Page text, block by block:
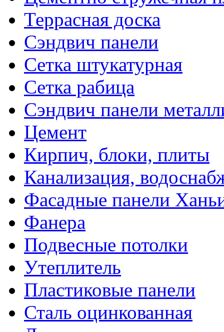
Террасная доска
Сэндвич панели
Сетка штукатурная
Сетка рабица
Сэндвич панели
Цемент
Кирпич, блоки, плиты
Канализация,
Фасадные панели
Фанера
Подвесные потолки
Утеплитель
Пластиковые панели
Сталь оцинкованная